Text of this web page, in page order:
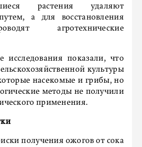
растения удаляют
а для восстановления
агротехнические
исследования показали, что
культуры
насекомые и грибы, но
методы не получили
применения.
получения ожогов от сока